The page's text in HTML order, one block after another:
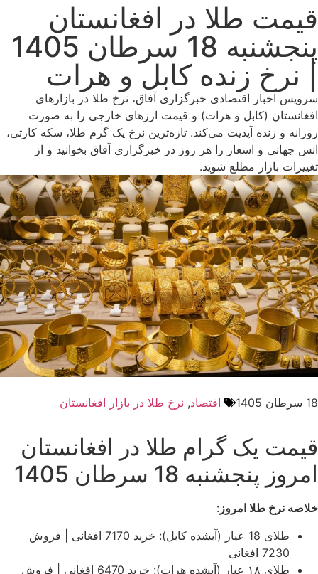
قیمت طلا در افغانستان
پنجشنبه 18 سرطان 1405
| نرخ زنده کابل و هرات
سرویس اخبار اقتصادی خبرگزاری آفاق، نرخ طلا در بازارهای
افغانستان (کابل و هرات) و قیمت ارزهای خارجی را به صورت
روزانه و زنده آپدیت می‌کند. تازه‌ترین نرخ یک گرم طلا، سکه کارتی،
انس جهانی و اسعار را هر روز در خبرگزاری آفاق بخوانید و از
تغییرات بازار مطلع شوید.
18 سرطان 1405 اقتصاد, نرخ طلا در بازار افغانستان
قیمت یک گرام طلا در افغانستان
امروز پنجشنبه 18 سرطان 1405
خلاصه نرخ طلا امروز :
طلای 18 عیار (آبشده کابل): خرید 7170 افغانی | فروش
7230 افغانی
طلای ۱۸ عیار (آبشده هرات): خرید 6470 افغانی | فروش